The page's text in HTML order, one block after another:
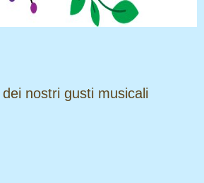
nostri gusti musicali